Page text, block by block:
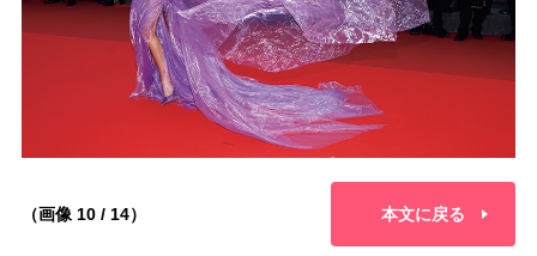
（画像 10 / 14） 本文に戻る